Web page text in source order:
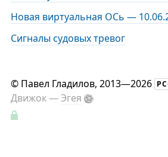
Новая виртуальная ОСь —
Сигналы судовых тревог
© Павел Гладилов, 2013—2026
Движок —Эгея